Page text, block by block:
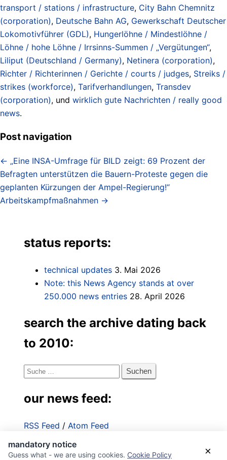
transport / stations / infrastructure, City Bahn Chemnitz
(corporation), Deutsche Bahn AG, Gewerkschaft Deutscher
Lokomotivführer (GDL), Hungerlöhne / Mindestlöhne /
Löhne / hohe Löhne / Irrsinns-Summen / „Vergütungen“,
Liliput (Deutschland / Germany), Netinera (corporation),
Richter / Richterinnen / Gerichte / courts / judges, Streiks /
strikes (workforce), Tarifverhandlungen, Transdev
(corporation), und wirklich gute Nachrichten / really good
news.
Post navigation
← „Eine INSA-Umfrage für BILD zeigt: 69 Prozent der
Befragten unterstützen die Bauern-Proteste gegen die
geplanten Kürzungen der Ampel-Regierung!“
Arbeitskampfmaßnahmen →
status reports:
technical updates 3. Mai 2026
Note: this News Agency stands at over
250.000 news entries 28. April 2026
search the archive dating back
to 2010:
Suche
our news feed:
RSS Feed / Atom Feed
Impressum
×
mandatory notice
Guess what - we are using cookies. Cookie Policy